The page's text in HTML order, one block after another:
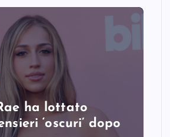
ha lottato
‘oscuri’ dopo